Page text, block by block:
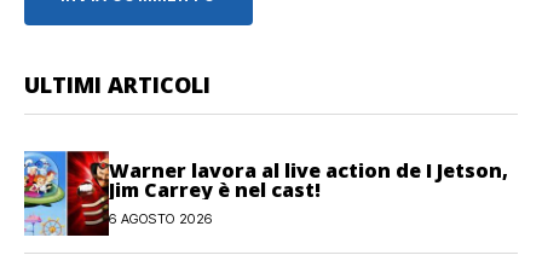
ULTIMI ARTICOLI
Warner lavora al live action de I Jetson,
Jim Carrey è nel cast!
6 AGOSTO 2026